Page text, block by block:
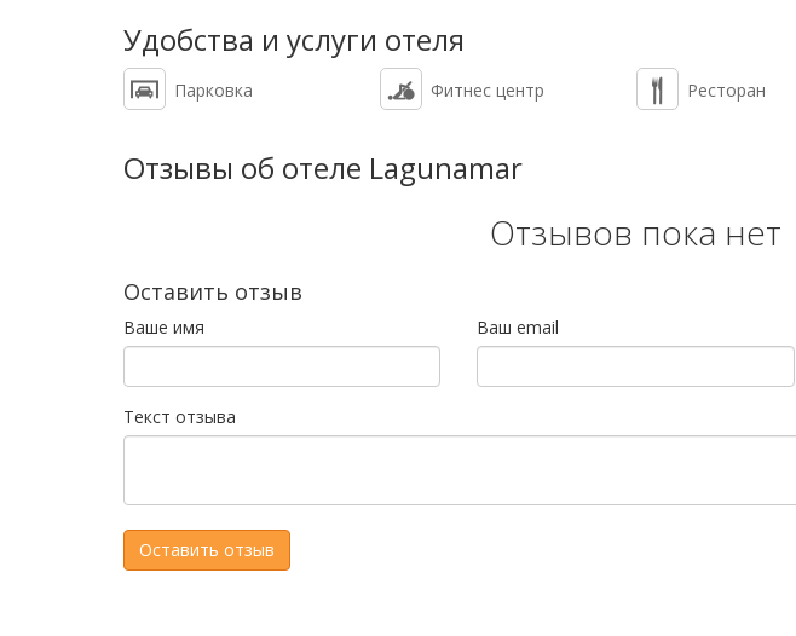
Удобства и услуги отеля
Парковка Фитнес центр Ресторан
Отзывы об отеле Lagunamar
Отзывов пока нет
Оставить отзыв
Ваше имя Ваш email
Текст отзыва